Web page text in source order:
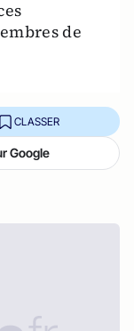
de
CLASSER
Google